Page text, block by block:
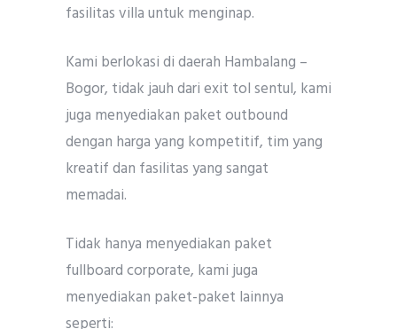
fasilitas villa untuk menginap.
Kami berlokasi di daerah Hambalang –
Bogor, tidak jauh dari exit tol sentul, kami
juga menyediakan paket outbound
dengan harga yang kompetitif, tim yang
kreatif dan fasilitas yang sangat
memadai.
Tidak hanya menyediakan paket
fullboard corporate, kami juga
menyediakan paket-paket lainnya
seperti: